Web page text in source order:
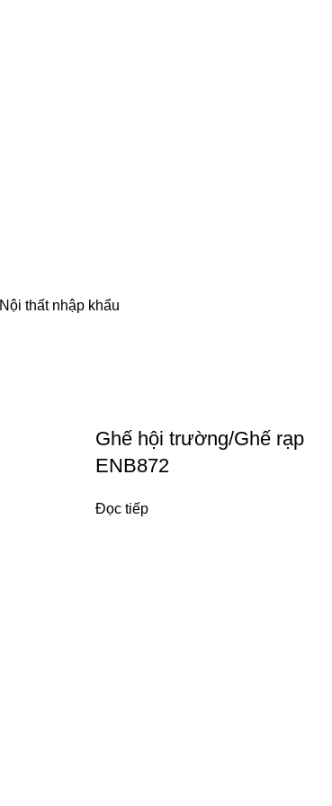
Nội thất nhập khẩu
Ghế hội trường/Ghế rạp
ENB872
Đọc tiếp